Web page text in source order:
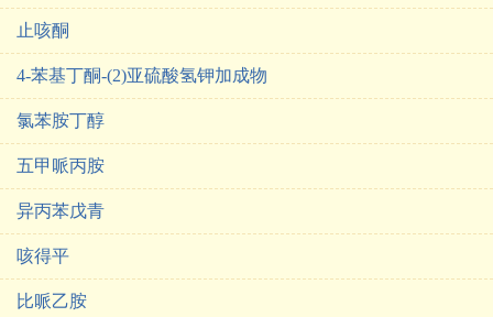
止咳酮
4-苯基丁酮-(2)亚硫酸氢钾加成物
氯苯胺丁醇
五甲哌丙胺
异丙苯戊青
咳得平
比哌乙胺